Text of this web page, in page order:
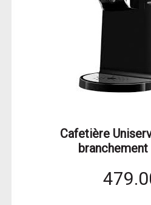
Cafetière
branchement